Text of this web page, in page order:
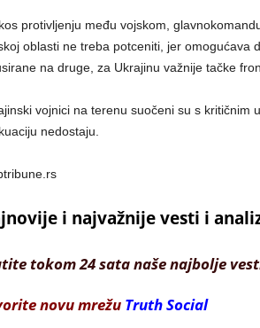
protivljenju među vojskom,
oblasti ne treba potceniti, jer omogućava
na druge, za Ukrajinu važnije tačke
vojnici na terenu suočeni su s kritičnim
nedostaju.
i najvažnije vesti i
tokom 24 sata naše najbolje
novu mrežu Truth Social